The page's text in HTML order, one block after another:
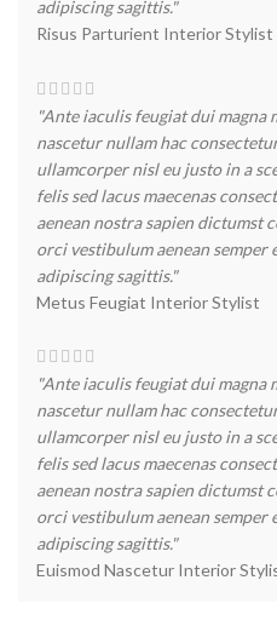
adipiscing sagittis."
Risus Parturient Interior Stylist
"Ante iaculis feugiat dui magna
nascetur nullam hac
ullamcorper nisl eu justo in a
felis sed lacus maecenas
aenean nostra sapien dictumst
orci vestibulum aenean semper
adipiscing sagittis."
Metus Feugiat Interior Stylist
"Ante iaculis feugiat dui magna
nascetur nullam hac
ullamcorper nisl eu justo in a
felis sed lacus maecenas
aenean nostra sapien dictumst
orci vestibulum aenean semper
adipiscing sagittis."
Euismod Nascetur Interior